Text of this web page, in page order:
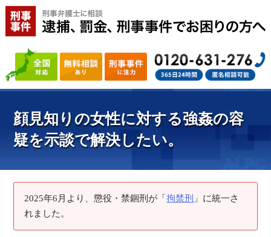
顔見知りの女性に対する強姦の容
疑を示談で解決したい。
2025年6月より、懲役・禁錮刑が「拘禁刑 」に統一さ
れました。